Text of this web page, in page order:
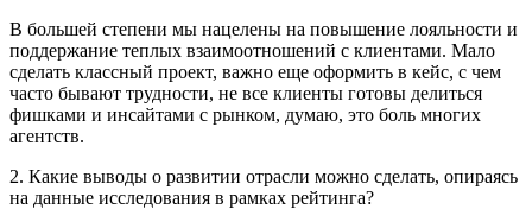
В большей степени мы нацелены на повышение лояльности и
поддержание теплых взаимоотношений с клиентами. Мало
сделать классный проект, важно еще оформить в кейс, с чем
часто бывают трудности, не все клиенты готовы делиться
фишками и инсайтами с рынком, думаю, это боль многих
агентств.
2. Какие выводы о развитии отрасли можно сделать, опираясь
на данные исследования в рамках рейтинга?